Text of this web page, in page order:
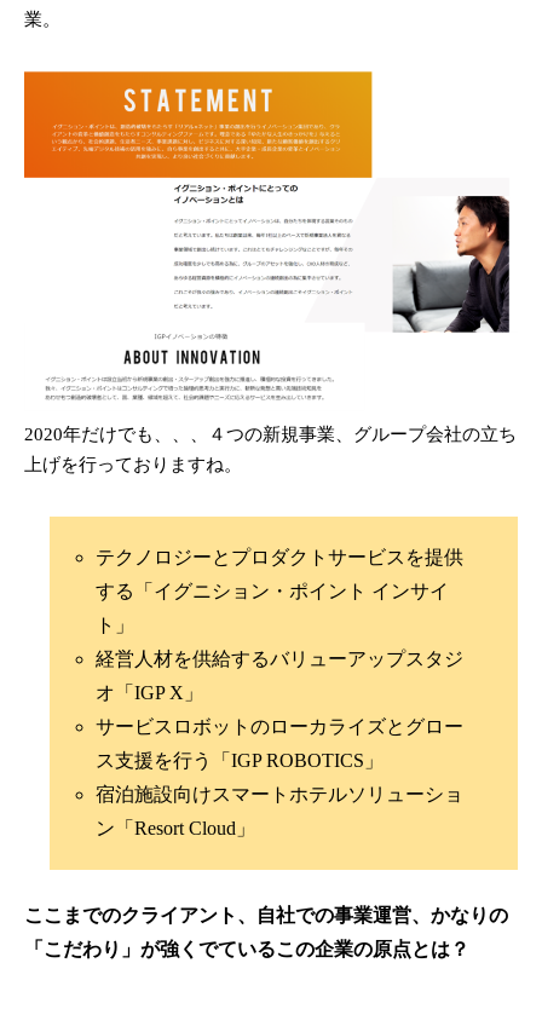
業。
2020年だけでも、、、４つの新規事業、グループ会社の立ち
上げを行っておりますね。
テクノロジーとプロダクトサービスを提供
する「イグニション・ポイント インサイ
ト」
経営人材を供給するバリューアップスタジ
オ「IGP X」
サービスロボットのローカライズとグロー
ス支援を行う「IGP ROBOTICS」
宿泊施設向けスマートホテルソリューショ
ン「Resort Cloud」
ここまでのクライアント、自社での事業運営、かなりの
「こだわり」が強くでているこの企業の原点とは？